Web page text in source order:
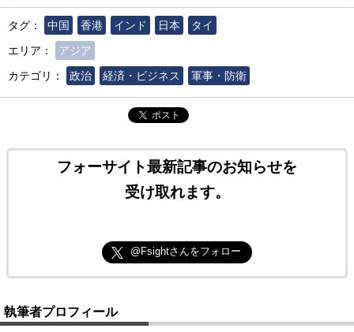
タグ： 中国 香港 インド 日本
タイ
エリア：
アジア
カテゴリ：
政治 経済・ビジネス 軍事・防衛
ポスト
フォーサイト最新記事のお知らせを
受け取れます。
@Fsightさんをフォロー
執筆者プロフィール